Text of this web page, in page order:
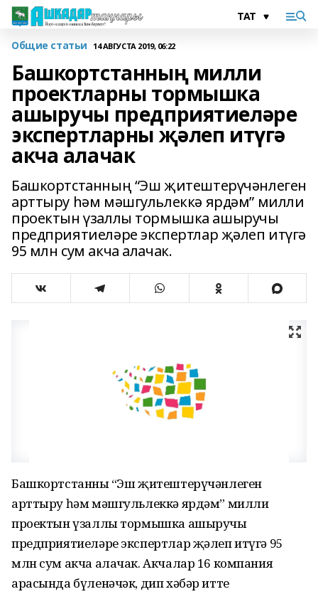
Общие статьи 14 АВГУСТА 2019, 06:22
Башкортстанның милли
проектларны тормышка
ашыручы предприятиеләре
экспертларны җәлеп итүгә
акча алачак
Башкортстанның “Эш җитештерүчәнлеген
арттыру һәм мәшгульлеккә ярдәм” милли
проектын үзаллы тормышка ашыручы
предприятиеләре экспертлар җәлеп итүгә
95 млн сум акча алачак.
Башкортстанның “Эш җитештерүчәнлеген
арттыру һәм мәшгульлеккә ярдәм” милли
проектын үзаллы тормышка ашыручы
предприятиеләре экспертлар җәлеп итүгә 95
млн сум акча алачак. Акчалар 16 компания
арасында бүленәчәк, дип хәбәр итте